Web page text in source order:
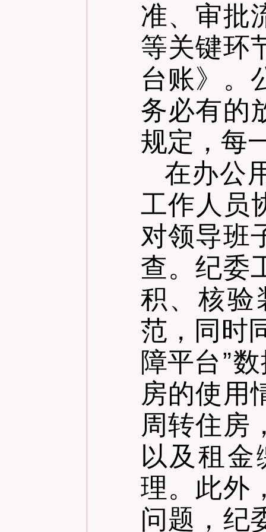
准、审批
等关键环
台账》。
务必有的
规定，每
在办公
工作人员
对领导班
查。纪委
积、核验
范，同时
障平台”
房的使用
周转住房
以及租
理。此外
问题，纪